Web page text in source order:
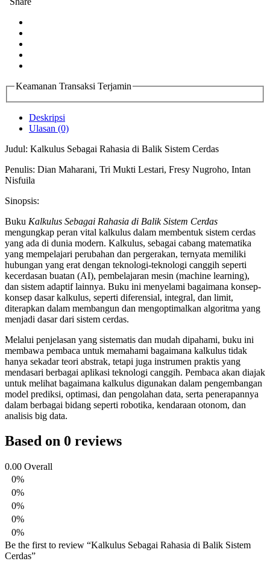
Keamanan Transaksi Terjamin
Deskripsi
Ulasan (0)
Judul: Kalkulus Sebagai Rahasia di Balik Sistem Cerdas
Penulis: Dian Maharani, Tri Mukti Lestari, Fresy Nugroho, Intan
Nisfuila
Sinopsis:
Buku Kalkulus Sebagai Rahasia di Balik Sistem Cerdas
mengungkap peran vital kalkulus dalam membentuk sistem cerdas
yang ada di dunia modern. Kalkulus, sebagai cabang matematika
yang mempelajari perubahan dan pergerakan, ternyata memiliki
hubungan yang erat dengan teknologi-teknologi canggih seperti
kecerdasan buatan (AI), pembelajaran mesin (machine learning),
dan sistem adaptif lainnya. Buku ini menyelami bagaimana konsep-
konsep dasar kalkulus, seperti diferensial, integral, dan limit,
diterapkan dalam membangun dan mengoptimalkan algoritma yang
menjadi dasar dari sistem cerdas.
Melalui penjelasan yang sistematis dan mudah dipahami, buku ini
membawa pembaca untuk memahami bagaimana kalkulus tidak
hanya sekadar teori abstrak, tetapi juga instrumen praktis yang
mendasari berbagai aplikasi teknologi canggih. Pembaca akan diajak
untuk melihat bagaimana kalkulus digunakan dalam pengembangan
model prediksi, optimasi, dan pengolahan data, serta penerapannya
dalam berbagai bidang seperti robotika, kendaraan otonom, dan
analisis big data.
Based on 0 reviews
0.00 Overall
0%
0%
0%
0%
0%
Be the first to review “Kalkulus Sebagai Rahasia di Balik Sistem
Cerdas”